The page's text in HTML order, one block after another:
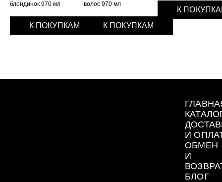
блондинок 970 мл
К ПОКУПКАМ
волос 970 мл
К ПОКУПКАМ
К
И
ОБМЕН
И
БЛОГ